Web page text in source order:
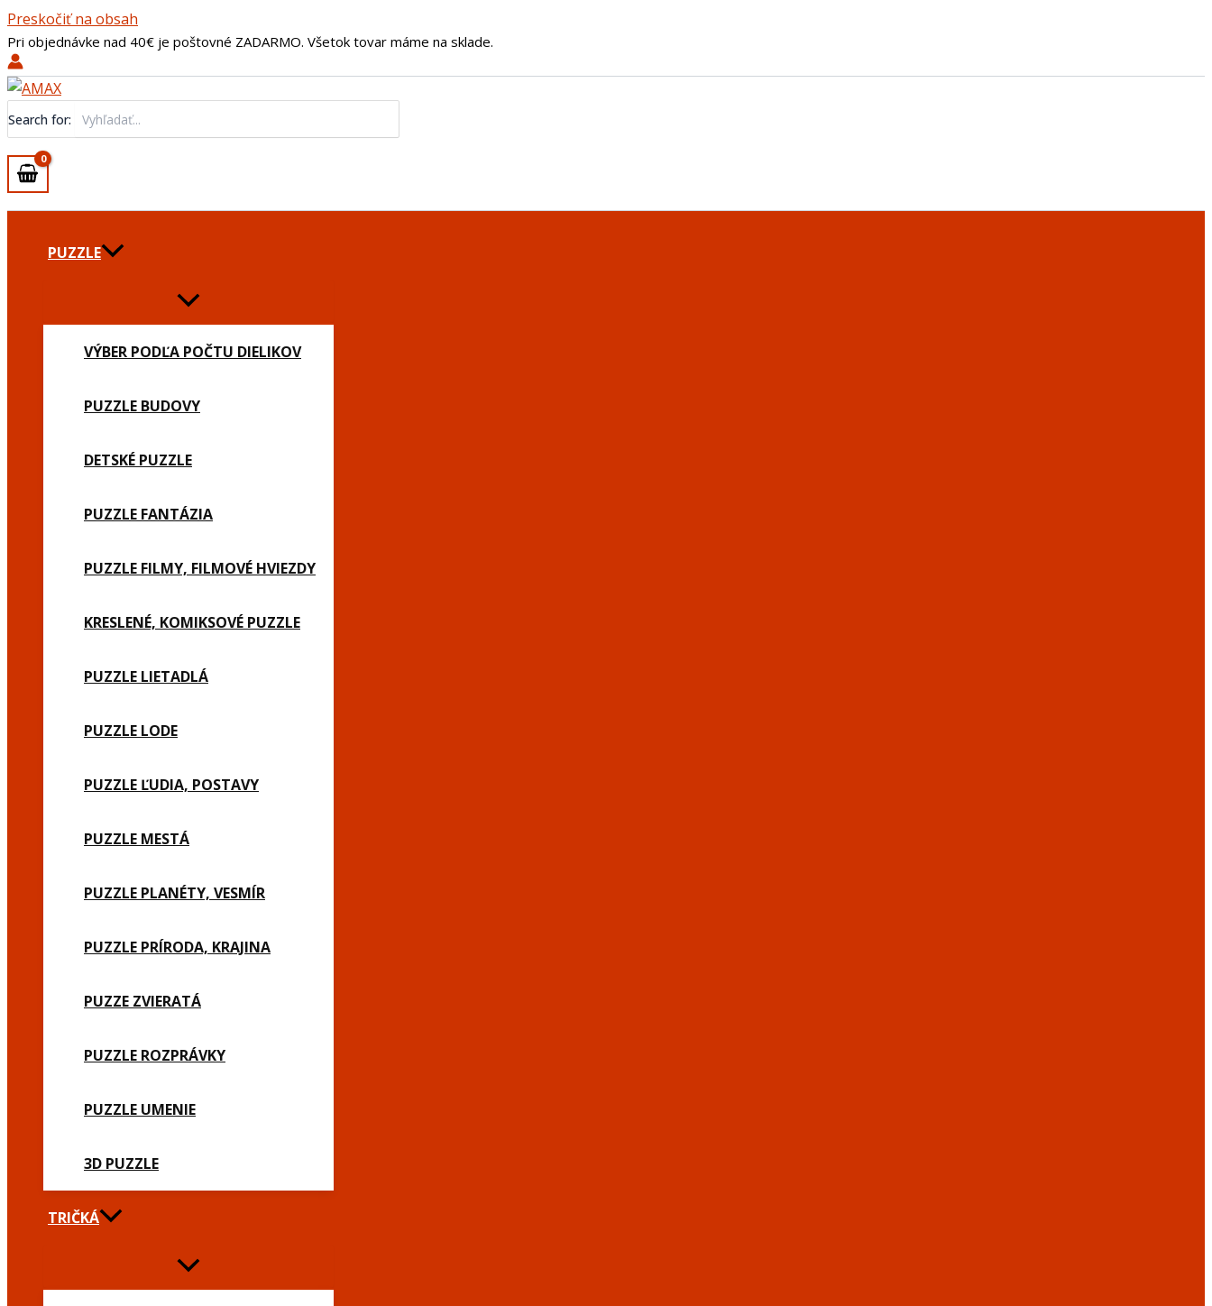
Preskočiť na obsah
Pri objednávke nad 40€ je poštovné ZADARMO. Všetok tovar máme na sklade.
Search for:
PUZZLE
VÝBER PODĽA POČTU DIELIKOV
PUZZLE BUDOVY
DETSKÉ PUZZLE
PUZZLE FANTÁZIA
PUZZLE FILMY, FILMOVÉ HVIEZDY
KRESLENÉ, KOMIKSOVÉ PUZZLE
PUZZLE LIETADLÁ
PUZZLE LODE
PUZZLE ĽUDIA, POSTAVY
PUZZLE MESTÁ
PUZZLE PLANÉTY, VESMÍR
PUZZLE PRÍRODA, KRAJINA
PUZZE ZVIERATÁ
PUZZLE ROZPRÁVKY
PUZZLE UMENIE
3D PUZZLE
TRIČKÁ